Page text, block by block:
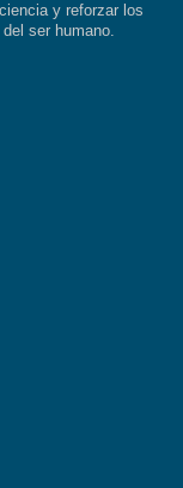
y reforzar los
ser humano.